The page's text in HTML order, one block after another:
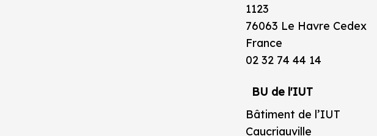
1123
76063 Le Havre Cedex
France
02 32 74 44 14
BU de l'IUT
Bâtiment de l’IUT
Caucriauville